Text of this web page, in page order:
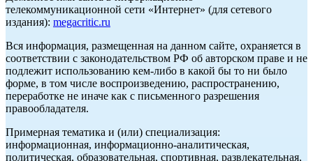
телекоммуникационной сети «Интернет» (для сетевого
издания): megacritic.ru
Вся информация, размещенная на данном сайте, охраняется в
соответствии с законодательством РФ об авторском праве и не
подлежит использованию кем-либо в какой бы то ни было
форме, в том числе воспроизведению, распространению,
переработке не иначе как с письменного разрешения
правообладателя.
Примерная тематика и (или) специализация:
информационная, информационно-аналитическая,
политическая, образовательная, спортивная, развлекательная,